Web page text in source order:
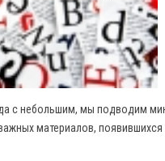
с небольшим, мы подводим
материалов,